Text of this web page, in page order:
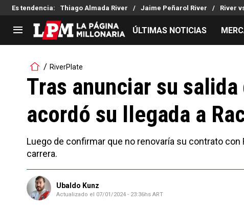
Es tendencia: Thiago Almada River Jaime Peñarol River River
LIGA PROFESIONAL
Noticias
Tabla de posiciones
Reserva
Copa Sudamericana
Copa Argentina
Selección Argentina
ÚLTIMAS NOTICIAS
RiverPlate
Tras anunciar su
acordó su llegada a
Luego de confirmar que no renovaría su contrato
carrera.
Ubaldo Kunz
Actualizado el 07/01/2024 - 23:36hs ART